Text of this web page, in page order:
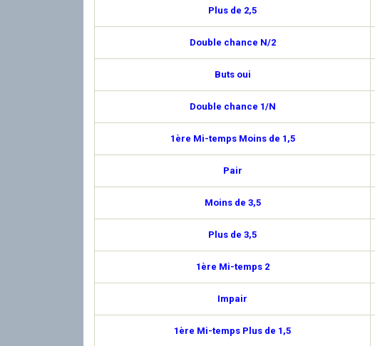
Plus de 2,5
Double chance N/2
Buts oui
Double chance 1/N
1ère Mi-temps Moins de 1,5
Pair
Moins de 3,5
Plus de 3,5
1ère Mi-temps 2
Impair
1ère Mi-temps Plus de 1,5